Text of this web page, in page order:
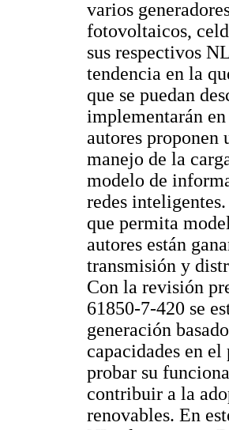
varios
fotovoltaicos,
sus respectivos
tendencia en la
que se puedan
implementarán
autores proponen
manejo de la
modelo de
redes
que permita
autores están
transmisión y
Con la revisión
61850-7-420 se
generación
capacidades en
probar su
contribuir a la
renovables. En